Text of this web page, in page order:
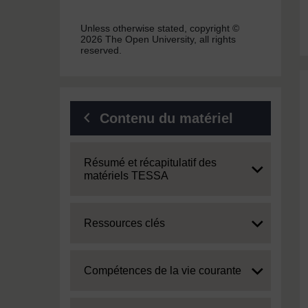
Unless otherwise stated, copyright ©
2026 The Open University, all rights
reserved.
Contenu du matériel
Expand
Résumé et récapitulatif des
matériels TESSA
Expand
Ressources clés
Expand
Compétences de la vie courante